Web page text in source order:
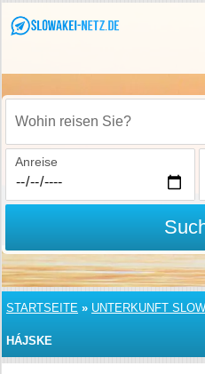
Wohin reisen Sie?
Anreise
STARTSEITE » UNTERKUNFT
HÁJSKE